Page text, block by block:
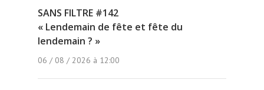
SANS FILTRE #142
« Lendemain de fête et fête du
lendemain ? »
06 / 08 / 2026 à 12:00